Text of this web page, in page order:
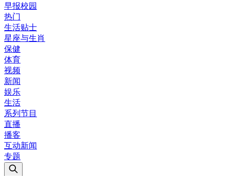
早报校园
热门
生活贴士
星座与生肖
保健
体育
视频
新闻
娱乐
生活
系列节目
直播
播客
互动新闻
专题